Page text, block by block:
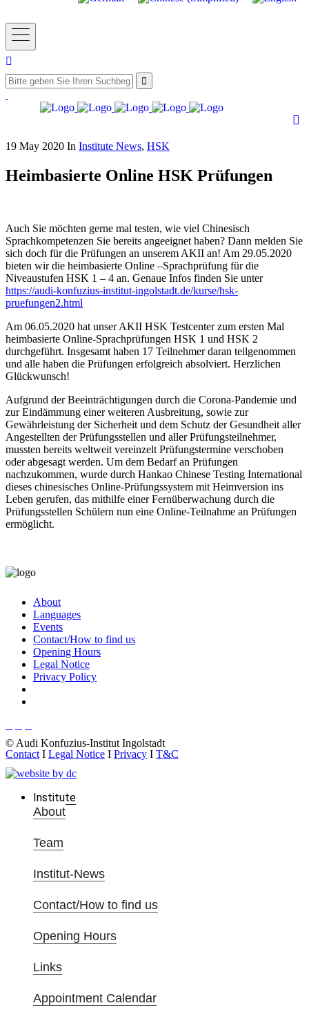
19 May 2020 In Institute News, HSK
Heimbasierte Online HSK Prüfungen
Auch Sie möchten gerne mal testen, wie viel Chinesisch
Sprachkompetenzen Sie bereits angeeignet haben? Dann melden Sie
sich doch für die Prüfungen an unserem AKII an! Am 29.05.2020
bieten wir die heimbasierte Online –Sprachprüfung für die
Niveaustufen HSK 1 – 4 an. Genaue Infos finden Sie unter
https://audi-konfuzius-institut-ingolstadt.de/kurse/hsk-
pruefungen2.html
Am 06.05.2020 hat unser AKII HSK Testcenter zum ersten Mal
heimbasierte Online-Sprachprüfungen HSK 1 und HSK 2
durchgeführt. Insgesamt haben 17 Teilnehmer daran teilgenommen
und alle haben die Prüfungen erfolgreich absolviert. Herzlichen
Glückwunsch!
Aufgrund der Beeinträchtigungen durch die Corona-Pandemie und
zur Eindämmung einer weiteren Ausbreitung, sowie zur
Gewährleistung der Sicherheit und dem Schutz der Gesundheit aller
Angestellten der Prüfungsstellen und aller Prüfungsteilnehmer,
mussten bereits weltweit vereinzelt Prüfungstermine verschoben
oder abgesagt werden. Um dem Bedarf an Prüfungen
nachzukommen, wurde durch Hankao Chinese Testing International
dieses chinesisches Online-Prüfungssystem mit Heimversion ins
Leben gerufen, das mithilfe einer Fernüberwachung durch die
Prüfungsstellen Schülern nun eine Online-Teilnahme an Prüfungen
ermöglicht.
About
Languages
Events
Contact/How to find us
Opening Hours
Legal Notice
Privacy Policy
© Audi Konfuzius-Institut Ingolstadt
Contact I Legal Notice I Privacy I T&C
Institute
About
Team
Institut-News
Contact/How to find us
Opening Hours
Links
Appointment Calendar